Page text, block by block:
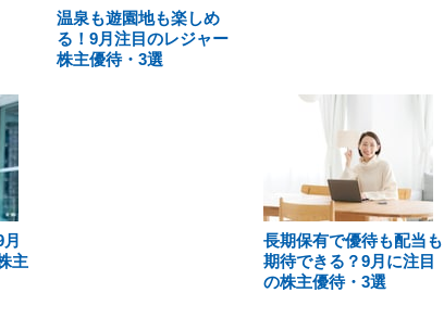
温泉も遊園地も楽しめ
る！9月注目のレジャー
株主優待・3選
主
長期保有で優待も配当も
期待できる？9月に注目
の株主優待・3選